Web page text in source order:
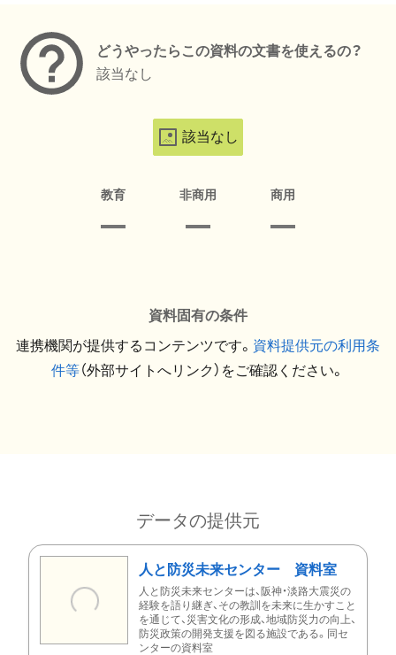
どうやったらこの資料の文書を使えるの？
該当なし
該当なし
教育 非商用 商用
資料固有の条件
連携機関が提供するコンテンツです。 資料提供元の利用条
件等（外部サイトへリンク）をご確認ください。
データの提供元
人と防災未来センター 資料室
人と防災未来センターは、阪神・淡路大震災の
経験を語り継ぎ、その教訓を未来に生かすこと
を通じて、災害文化の形成、地域防災力の向上、
防災政策の開発支援を図る施設である。同セ
ンターの資料室